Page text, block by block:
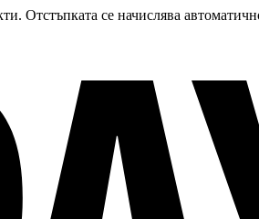
Отстъпката се начислява